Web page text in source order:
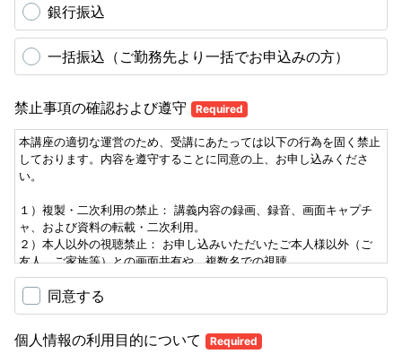
銀行振込
一括振込（ご勤務先より一括でお申込みの方）
禁止事項の確認および遵守 Required
本講座の適切な運営のため、受講にあたっては以下の行為を固く禁止
しております。内容を遵守することに同意の上、お申し込みくださ
い。
１）複製・二次利用の禁止： 講義内容の録画、録音、画面キャプチ
ャ、および資料の転載・二次利用。
２）本人以外の視聴禁止： お申し込みいただいたご本人様以外（ご
友人、ご家族等）との画面共有や、複数名での視聴。
３）情報の秘匿： 視聴URLおよびパスワードを、第三者へ共有・転送
する行為。
上記禁止事項への違反が発覚した場合は、主催者の判断により即時に
同意する
個人情報の利用目的について Required